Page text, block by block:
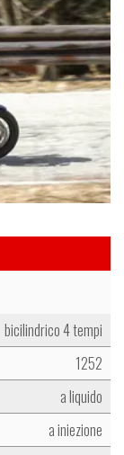
bicilindrico 4 tempi
1252
a liquido
a iniezione